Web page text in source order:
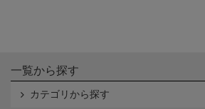
一覧から探す
カテゴリから探す